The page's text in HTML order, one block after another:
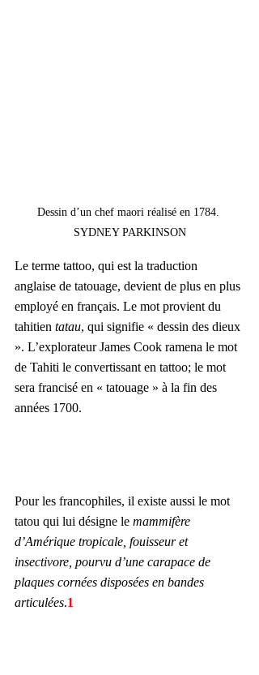
Dessin d’un chef maori réalisé en 1784.
SYDNEY PARKINSON
Le terme tattoo, qui est la traduction
anglaise de tatouage, devient de plus en plus
employé en français. Le mot provient du
tahitien tatau, qui signifie « dessin des dieux
». L’explorateur James Cook ramena le mot
de Tahiti le convertissant en tattoo; le mot
sera francisé en « tatouage » à la fin des
années 1700.
Pour les francophiles, il existe aussi le mot
tatou qui lui désigne le mammifère
d’Amérique tropicale, fouisseur et
insectivore, pourvu d’une carapace de
plaques cornées disposées en bandes
articulées.1